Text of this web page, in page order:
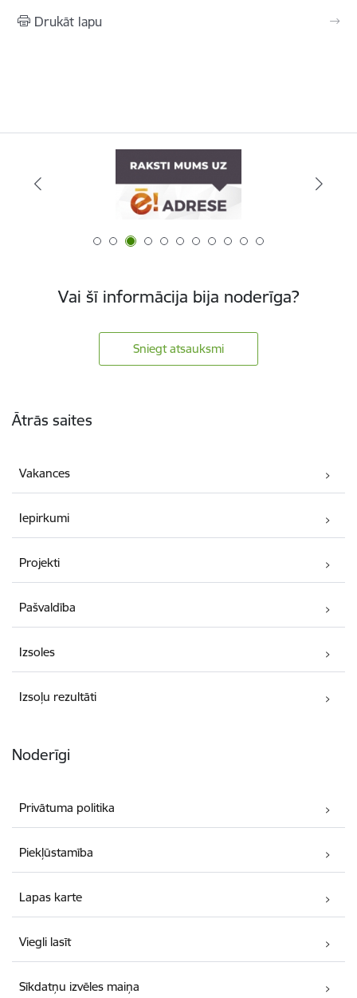
Drukāt lapu
Vai šī informācija bija noderīga?
Sniegt atsauksmi
Ātrās saites
Vakances
Iepirkumi
Projekti
Pašvaldība
Izsoles
Izsoļu rezultāti
Noderīgi
Privātuma politika
Piekļūstamība
Lapas karte
Viegli lasīt
Sīkdatņu izvēles maiņa